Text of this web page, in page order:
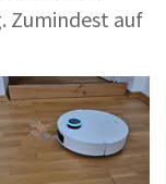
Zumindest auf